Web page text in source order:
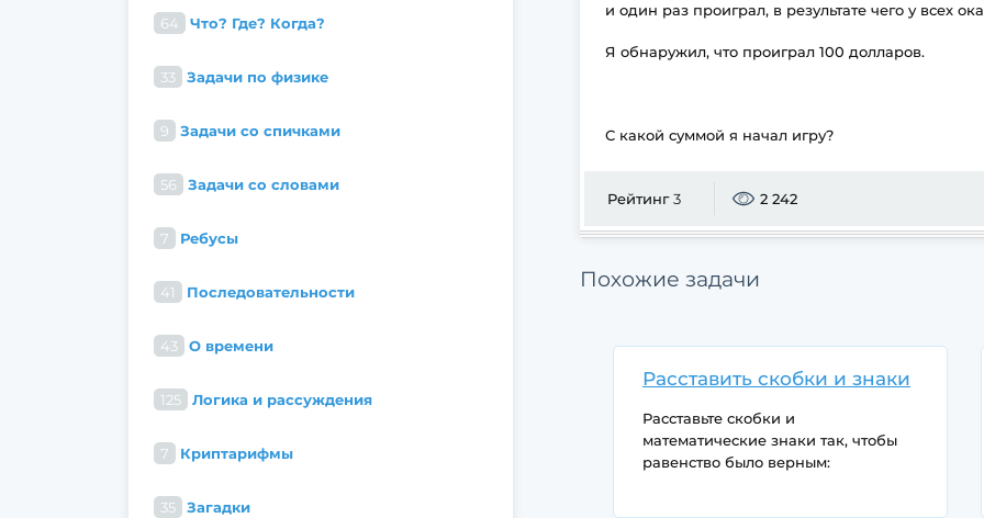
64 Что? Где? Когда?
33 Задачи по физике
9 Задачи со спичками
56 Задачи со словами
7 Ребусы
41 Последовательности
43 О времени
125 Логика и рассуждения
7 Криптарифмы
35 Загадки
и один раз проиграл, в результате чего у всех
Я обнаружил, что проиграл 100 долларов.
С какой суммой я начал игру?
Рейтинг3 2 242
Похожие задачи
Расставить скобки и знаки
Расставьте скобки и
математические знаки так, чтобы
равенство было верным: